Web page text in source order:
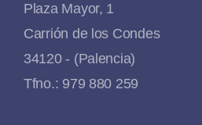
Plaza Mayor, 1
Carrión de los Condes
34120 - (Palencia)
Tfno.: 979 880 259